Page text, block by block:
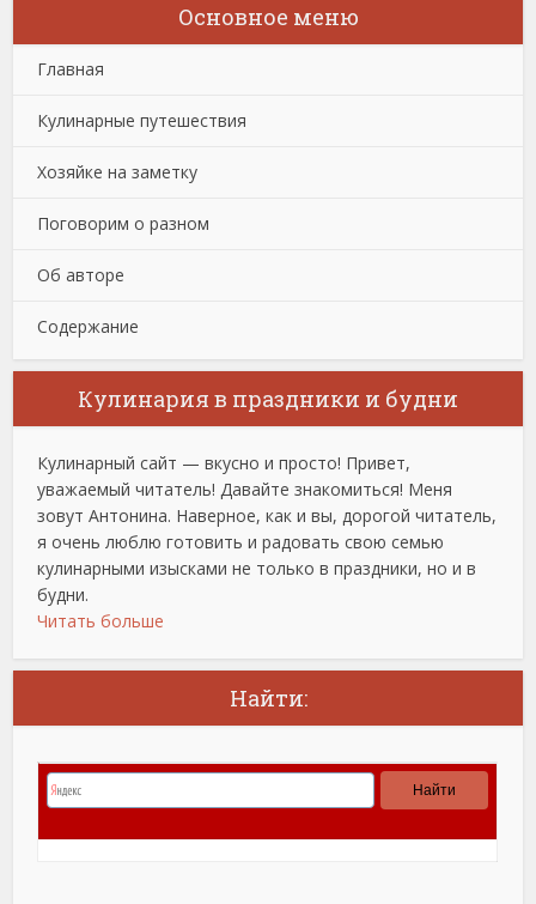
Основное меню
Главная
Кулинарные путешествия
Хозяйке на заметку
Поговорим о разном
Об авторе
Содержание
Кулинария в праздники и будни
Кулинарный сайт — вкусно и просто! Привет,
уважаемый читатель! Давайте знакомиться! Меня
зовут Антонина. Наверное, как и вы, дорогой читатель,
я очень люблю готовить и радовать свою семью
кулинарными изысками не только в праздники, но и в
будни.
Читать больше
Найти: